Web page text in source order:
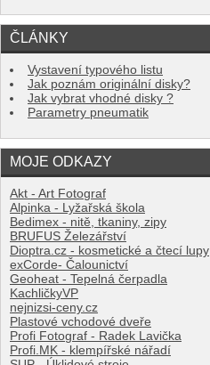
ČLÁNKY
Vystavení typového listu
Jak poznám originální disky?
Jak vybrat vhodné disky ?
Parametry pneumatik
MOJE ODKAZY
Akt - Art Fotograf
Alpinka - Lyžařská škola
Bedimex - nitě, tkaniny, zipy
BRUFUS Železářství
Dioptra.cz - kosmetické a čtecí lupy
exCorde- Čalounictví
Geoheat - Tepelná čerpadla
KachličkyVP
nejnizsi-ceny.cz
Plastové vchodové dveře
Profi Fotograf - Radek Lavička
Profi.MK - klempířské nářadí